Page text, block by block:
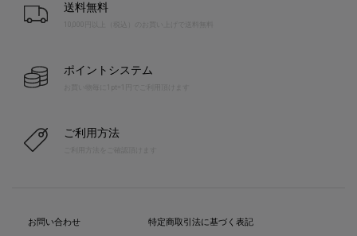
送料無料
10,000円以上（税込）のお買い上げで送料無料
ポイントシステム
お買い物毎に1pt=1円でご利用頂けます
ご利用方法
お問い合わせ
特定商取引法に基づく表記